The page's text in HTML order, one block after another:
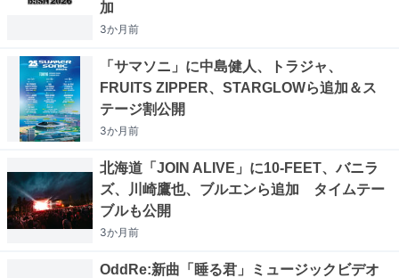
加
3か月前
「サマソニ」に中島健人、トラジャ、
FRUITS ZIPPER、STARGLOWら追加＆ス
テージ割公開
3か月前
北海道「JOIN ALIVE」に10-FEET、バニラ
ズ、川崎鷹也、ブルエンら追加 タイムテー
ブルも公開
3か月前
OddRe:新曲「睡る君」ミュージックビデオ